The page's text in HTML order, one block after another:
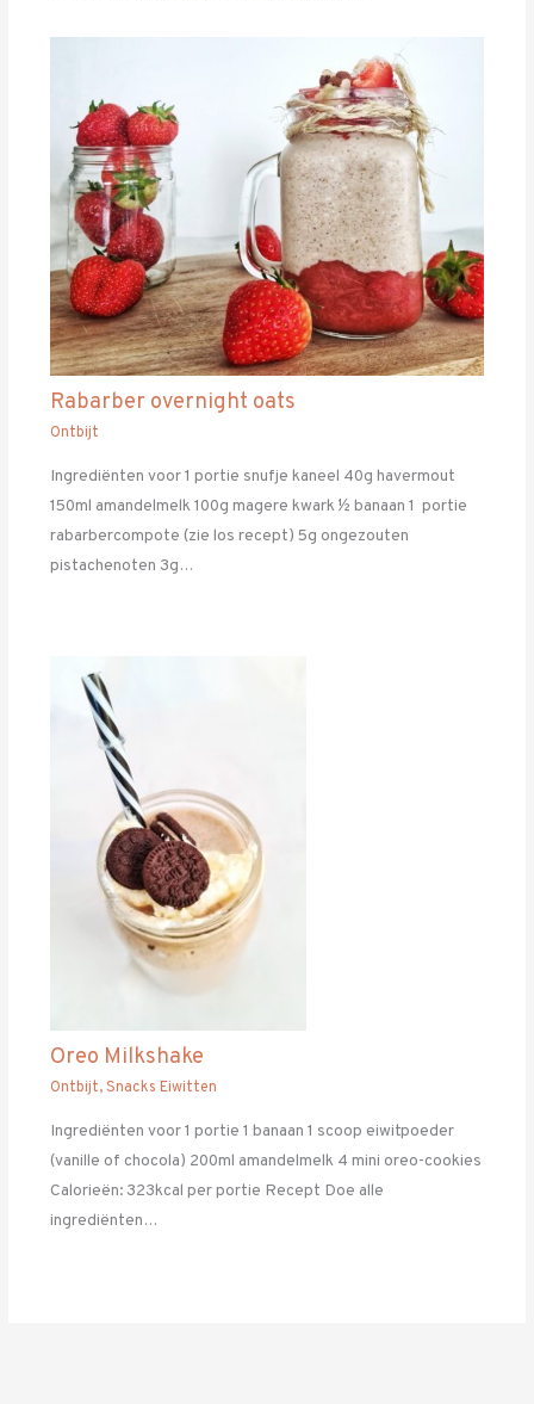
Rabarber overnight oats
Ontbijt
Ingrediënten voor 1 portie snufje kaneel 40g havermout
150ml amandelmelk 100g magere kwark ½ banaan 1 portie
rabarbercompote (zie los recept) 5g ongezouten
pistachenoten 3g…
Oreo Milkshake
Ontbijt,Snacks Eiwitten
Ingrediënten voor 1 portie 1 banaan 1 scoop eiwitpoeder
(vanille of chocola) 200ml amandelmelk 4 mini oreo-cookies
Calorieën: 323kcal per portie Recept Doe alle
ingrediënten…